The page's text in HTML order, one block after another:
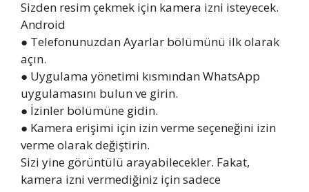
Sizden resim çekmek için kamera izni isteyecek.
Android
● Telefonunuzdan Ayarlar bölümünü ilk olarak
açın.
● Uygulama yönetimi kısmından WhatsApp
uygulamasını bulun ve girin.
● İzinler bölümüne gidin.
● Kamera erişimi için izin verme seçeneğini izin
verme olarak değiştirin.
Sizi yine görüntülü arayabilecekler. Fakat,
kamera izni vermediğiniz için sadece